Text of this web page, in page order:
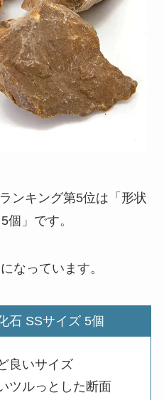
ンキング第5位は「形状
個」です。
なっています。
石 SSサイズ 5個
良いサイズ
ツルっとした断面